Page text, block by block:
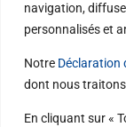
navigation,
personnalisés et
Notre Déclaration
dont nous
En cliquant sur «